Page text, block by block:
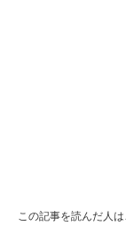
この記事を読んだ人